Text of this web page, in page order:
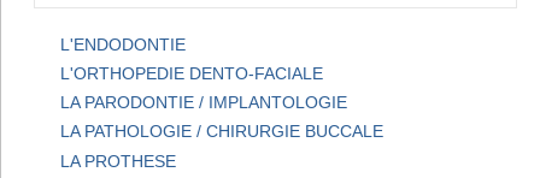
L'ENDODONTIE
L'ORTHOPEDIE DENTO-FACIALE
LA PARODONTIE / IMPLANTOLOGIE
LA PATHOLOGIE / CHIRURGIE BUCCALE
LA PROTHESE